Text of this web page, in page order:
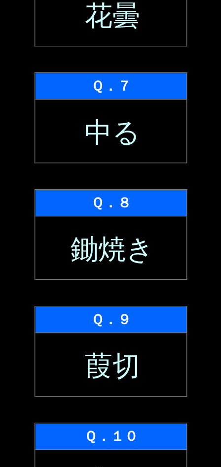
花曇
Ｑ．７
中る
Ｑ．８
鋤焼き
Ｑ．９
葭切
Ｑ．１０